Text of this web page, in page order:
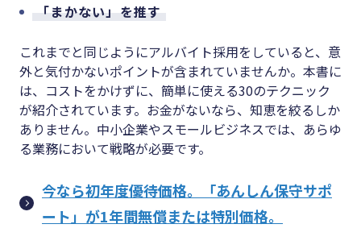
「まかない」を推す
これまでと同じようにアルバイト採用をしていると、意
外と気付かないポイントが含まれていませんか。本書に
は、コストをかけずに、簡単に使える30のテクニック
が紹介されています。お金がないなら、知恵を絞るしか
ありません。中小企業やスモールビジネスでは、あらゆ
る業務において戦略が必要です。
今なら初年度優待価格。「あんしん保守サポ
ート」が1年間無償または特別価格。